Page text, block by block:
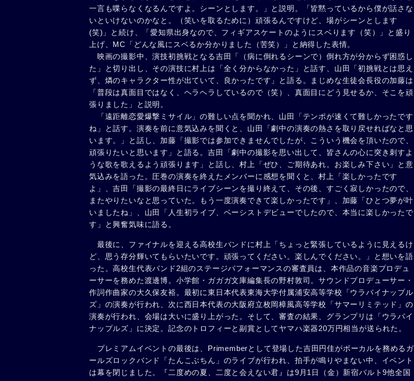
一言も喋らなくなるんですよ。シーンとします。」と説明。「皆黙っているから僕が話さな
いといけないのかなと。（笑いを取るために）頑張るんですけど、場がシーンとします
(笑)」と続け、「愛知県出身なので、フィギアスケートのようにスベります（笑）」と盛り
上げ、MC「どんな風にスベるか分かりました（苦笑）」と納得した表情。
映画の撮影中、演技初挑戦となる吉田「（病に倒れるシーンで）倒れ方が分からず困惑し
た」と切り出し、その演技に村上は「全く分からなかった」と話す、山田「初挑戦とは思え
ず、燐のキャラクター性が出ていて、良かったです」と語る。まじめな生徒会長役の加藤は
「普段は真面目ではなく、ヘラヘラしているので（笑）、真面目にどう見せるか、そこを頑
張りました」と説明。
「遠距離恋愛爆撃ミサイル」の難しい点を聞かれ、山田「テンポが速くて難しかったです
ね」と話す。演奏を前に意気込みを聞くと、山田「劇中の演奏の熱さを取り戻せればなと思
います。」と話し、加藤「撮影では参加できませんでしたが、こういう機会を頂いたので、
頑張りたいと思います」と語る。吉田「劇中の撮影を思い出して、皆さんの心に突き刺すよ
うな歌を歌えるよう頑張ります」と話し、村上「ぜひ、ご期待あれ。お楽しみ下さい」と意
気込みを語った。圧巻の演奏を終えたメンバーに感想を聞くと、村上「楽しかったです
よ」、吉田「撮影の最終日にライブシーンを撮り終えて、その後、すごく寂しかったので、
またやりたいなと思っていた。もう一度演奏できて楽しかったです」、加藤「ひとつ夢が叶
いましたね」、山田「人生初ライブ、ベーシストデビューでしたので、本当に楽しかったで
す」と興奮気味に語る。
最後に、ファイナルを迎える高校生バンドに村上「ちょっと緊張しているように見えるけ
ど、思う存分輝いてもらいたいです。頑張ってください。楽しんでください。」と想いを語
った。高校生代表バンド2組のステージパフォーマンスの審査員は、本作品の音楽プロデュ
ーサーを務めた渡邊博。小学館・ガガガ文庫編集長の野村敦司。サウンドプロデューサー・
作詞作曲家の大久保友裕。最初に東日本代表東海大学付属浦安高等学校「ウラパイナップル
ズ」の演奏が行われ、次に西日本代表の大阪府立枚岡樟風高等学校「サマーリミテッド」の
演奏が行われ、会場は大いに盛り上がった。そして、審査の結果、グランプリは「ウラパイ
ナップルズ」に決定。記念のトロフィーと副賞としてヤマハ楽器20万円相当が送られた。
プレミアムイベントの最後は、Primemberとして登場した吉田円佳がボーカルを務めるガ
ールズロックバンド「たんこぶちん」のライブが行われ、拍手が鳴りやまない中、イベント
は幕を閉じました。『二度めの夏、二度と会えない君』は9月1日（金）新宿バルト9他全国